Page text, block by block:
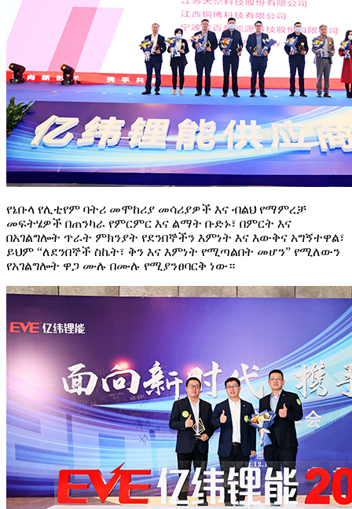
የኔቡላ የሊቲየም ባትሪ መሞከሪያ መሳሪያዎች እና ብልህ የማምረቻ
መፍትሄዎች በጠንካራ የምርምር እና ልማት ቡድኑ፣ በምርት እና
በአገልግሎት ጥራት ምክንያት የደንበኞችን እምነት እና እውቅና አግኝተዋል፣
ይህም “ለደንበኞች ስኬት፣ ቅን እና እምነት የሚጣልበት መሆን” የሚለውን
የአገልግሎት ዋጋ ሙሉ በሙሉ የሚያንፀባርቅ ነው።